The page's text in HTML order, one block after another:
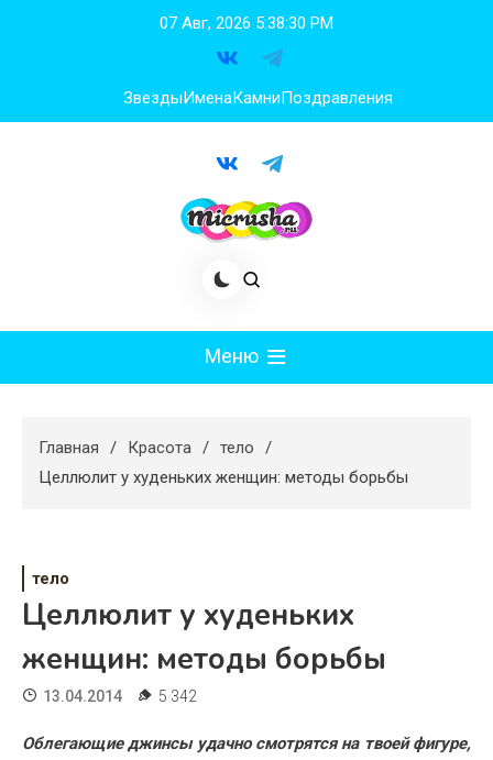
07 Авг, 2026 5:38:31 PM
ЗвездыИменаКамниПоздравления
Меню
Худеем
Жизнь
Хобби
Главная Красота
тело
Целлюлит у худеньких женщин: методы борьбы
тело
Целлюлит у худеньких
женщин: методы борьбы
13.04.2014 5 342
Облегающие джинсы удачно смотрятся на твоей фигуре,